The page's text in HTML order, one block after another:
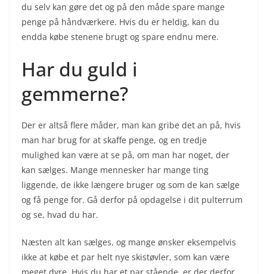
du selv kan gøre det og på den måde spare mange
penge på håndværkere. Hvis du er heldig, kan du
endda købe stenene brugt og spare endnu mere.
Har du guld i
gemmerne?
Der er altså flere måder, man kan gribe det an på, hvis
man har brug for at skaffe penge, og en tredje
mulighed kan være at se på, om man har noget, der
kan sælges. Mange mennesker har mange ting
liggende, de ikke længere bruger og som de kan sælge
og få penge for. Gå derfor på opdagelse i dit pulterrum
og se, hvad du har.
Næsten alt kan sælges, og mange ønsker eksempelvis
ikke at købe et par helt nye skistøvler, som kan være